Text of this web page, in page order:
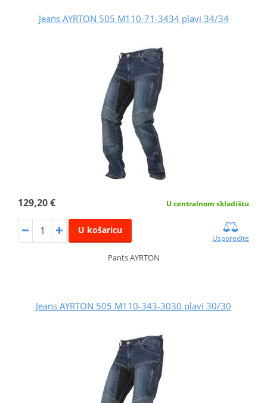
Jeans AYRTON 505 M110-71-3434 plavi 34/34
129,20 € U centralnom skladištu
U košaricu
Usporedite
Pants AYRTON
Jeans AYRTON 505 M110-343-3030 plavi 30/30